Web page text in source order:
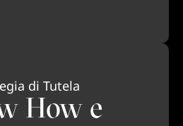
di Tutela
How e